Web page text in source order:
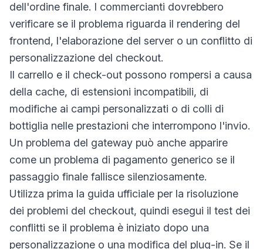
dell'ordine finale. I commercianti dovrebbero
verificare se il problema riguarda il rendering del
frontend, l'elaborazione del server o un conflitto di
personalizzazione del checkout.
Il carrello e il check-out possono rompersi a causa
della cache, di estensioni incompatibili, di
modifiche ai campi personalizzati o di colli di
bottiglia nelle prestazioni che interrompono l'invio.
Un problema del gateway può anche apparire
come un problema di pagamento generico se il
passaggio finale fallisce silenziosamente.
Utilizza prima la guida ufficiale per la risoluzione
dei problemi del checkout, quindi esegui il test dei
conflitti se il problema è iniziato dopo una
personalizzazione o una modifica del plug-in. Se il